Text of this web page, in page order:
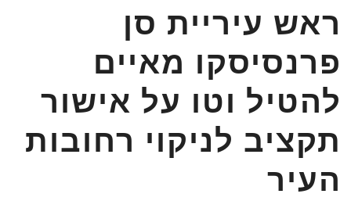
ראש עיריית סן
פרנסיסקו מאיים
להטיל וטו על אישור
תקציב לניקוי רחובות
העיר